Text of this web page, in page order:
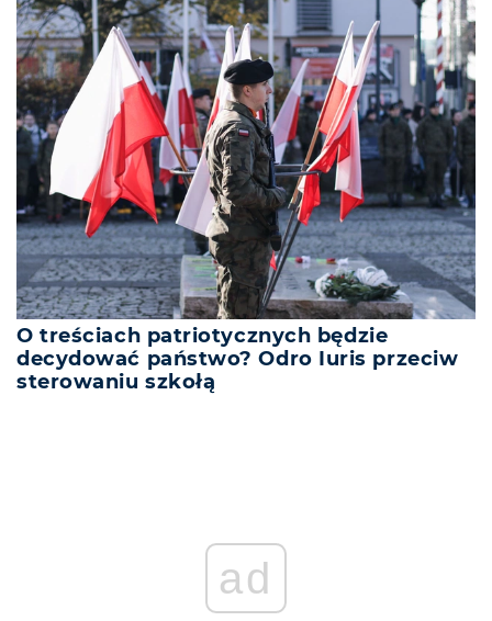
O treściach patriotycznych będzie
decydować państwo? Odro Iuris przeciw
sterowaniu szkołą
ad